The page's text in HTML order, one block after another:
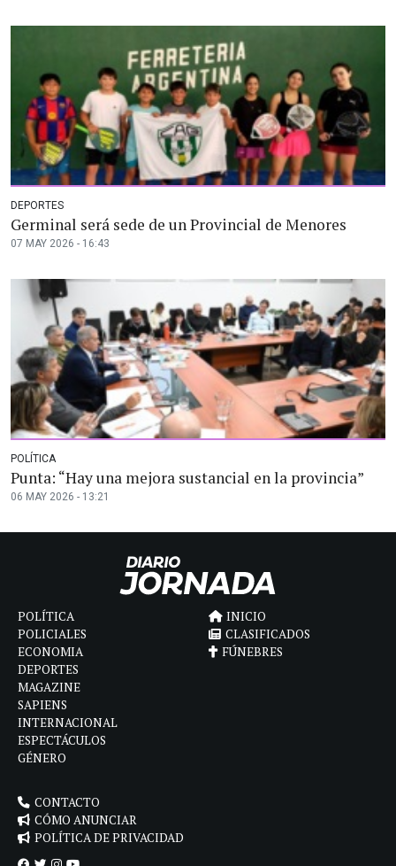
DEPORTES
Germinal será sede de un Provincial de Menores
07 MAY 2026 - 16:43
POLÍTICA
Punta: “Hay una mejora sustancial en la provincia”
06 MAY 2026 - 13:21
POLÍTICA
POLICIALES
ECONOMIA
DEPORTES
MAGAZINE
SAPIENS
INTERNACIONAL
ESPECTÁCULOS
GÉNERO
INICIO
CLASIFICADOS
FÚNEBRES
CONTACTO
CÓMO ANUNCIAR
POLÍTICA DE PRIVACIDAD